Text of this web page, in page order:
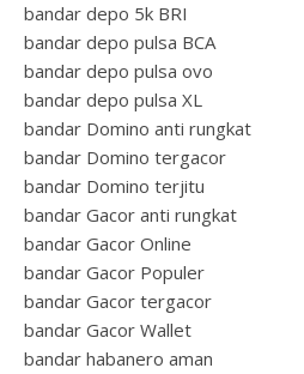
bandar depo 5k BRI
bandar depo pulsa BCA
bandar depo pulsa ovo
bandar depo pulsa XL
bandar Domino anti rungkat
bandar Domino tergacor
bandar Domino terjitu
bandar Gacor anti rungkat
bandar Gacor Online
bandar Gacor Populer
bandar Gacor tergacor
bandar Gacor Wallet
bandar habanero aman